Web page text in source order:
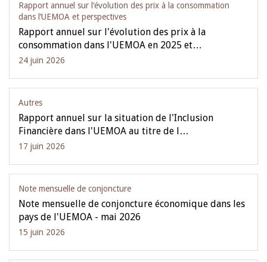
Rapport annuel sur l‘évolution des prix à la consommation
dans l‘UEMOA et perspectives
Rapport annuel sur l'évolution des prix à la
consommation dans l'UEMOA en 2025 et…
24 juin 2026
Autres
Rapport annuel sur la situation de l'Inclusion
Financière dans l'UEMOA au titre de l…
17 juin 2026
Note mensuelle de conjoncture
Note mensuelle de conjoncture économique dans les
pays de l'UEMOA - mai 2026
15 juin 2026